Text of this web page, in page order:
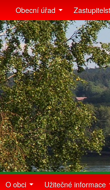
Obecní úřad
O obci Užitečné informace